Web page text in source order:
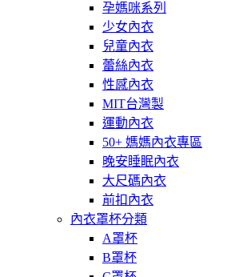
孕媽咪系列
少女內衣
兒童內衣
蕾絲內衣
性感內衣
MIT台灣製
運動內衣
50+ 媽媽內衣專區
晚安睡眠內衣
大尺碼內衣
前扣內衣
內衣罩杯分類
A罩杯
B罩杯